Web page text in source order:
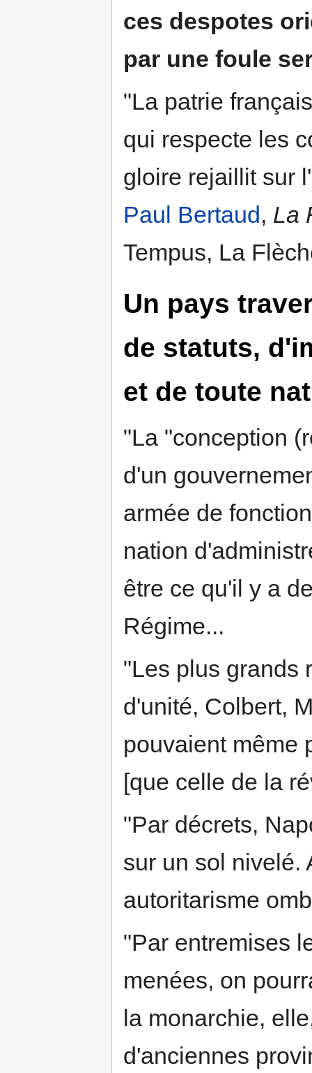
ces despotes
par une foule
"La patrie
qui respecte les
gloire rejaillit sur
Paul Bertaud, La
Tempus, La
Un pays
de statuts,
et de toute
"La "conception
d'un
armée de
nation
être ce qu'il y a
Régime...
"Les plus grands
d'unité, Colbert,
pouvaient même
[que celle de la
"Par décrets,
sur un sol nivelé.
autoritarisme
"Par entremises
menées, on
la monarchie,
d'anciennes